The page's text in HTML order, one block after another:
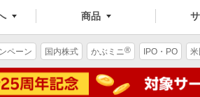
商品
ペーン 国内株式 かぶミニ® IPO・PO